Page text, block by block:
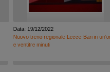
Data: 19/12/2022
Nuovo treno regionale Lecce-Bari in
e ventitre minuti